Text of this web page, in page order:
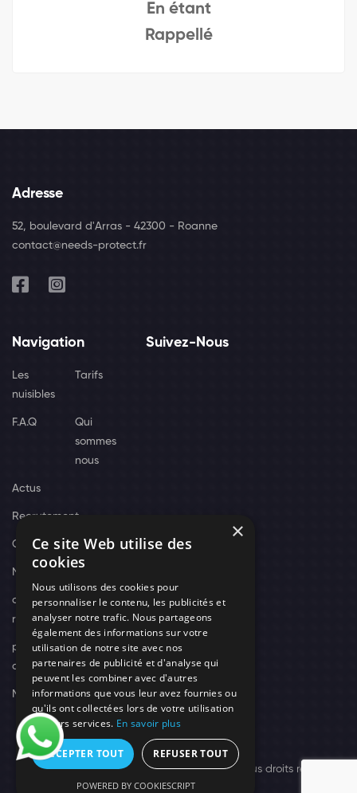
En étant
Rappellé
Adresse
52, boulevard d'Arras - 42300 - Roanne
contact@needs-protect.fr
Navigation
Les
nuisibles
Tarifs
F.A.Q
Qui
sommes
nous
Actus
Recrutement
Contact
Nos techniciens
campagne-
recrutement
politique de
confidentialité
Mentions légales
Suivez-Nous
© 2026 Need's Protect Création You'Nivers. Tous droits réservés
×
Ce site Web utilise des
cookies
Nous utilisons des cookies pour
personnaliser le contenu, les publicités et
analyser notre trafic. Nous partageons
également des informations sur votre
utilisation de notre site avec nos
partenaires de publicité et d'analyse qui
peuvent les combiner avec d'autres
informations que vous leur avez fournies ou
qu'ils ont collectées lors de votre utilisation
de leurs services. En savoir plus
ACCEPTER TOUT REFUSER TOUT
POWERED BY COOKIESCRIPT